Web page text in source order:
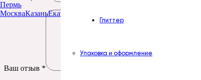
Глиттер
Упаковка и оформление
Пермь
МоскваКазаньЕкатеринбург
Ваш отзыв *